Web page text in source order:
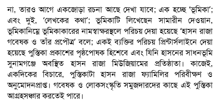
না, তারও আগে একজোড়া রচনা আছে দেখা যাবে; এক হচ্ছে ‘ভূমিকা’;
এবং দুই, ‘লেখকের কথা’; ভূমিকাটি লিখেছেন সামারীন দেওয়ান,
ভূমিকানিম্নে ভূমিকাকারের নামস্বাক্ষরস্থলে পরিচয় দেয়া হয়েছে ‘হাসন রাজা
গবেষক ও তাঁর প্রপৌত্র’ বলে; একই ব্যক্তির পরিচয় প্রিন্টার্সলাইনে দেয়া
হয়েছে পুস্তিকা প্রকাশের পৃষ্ঠপোষক হিশেবে এবং যিনি হাসনের সাধনভূমি
সুনামগঞ্জে অবস্থিত হাসন রাজা মিউজিয়ামের প্রতিষ্ঠাতা। কাজেই,
একদিকের বিচারে, পুস্তিকাটা হাসন রাজা ফ্যামিলির পরিবীক্ষণ ও
অনুমোদনপ্রাপ্ত। গবেষক ও লোকসংস্কৃতি সমুজদারদের কাছে এই পুস্তিকা
আগ্রহসঞ্চার করতেই পারে।